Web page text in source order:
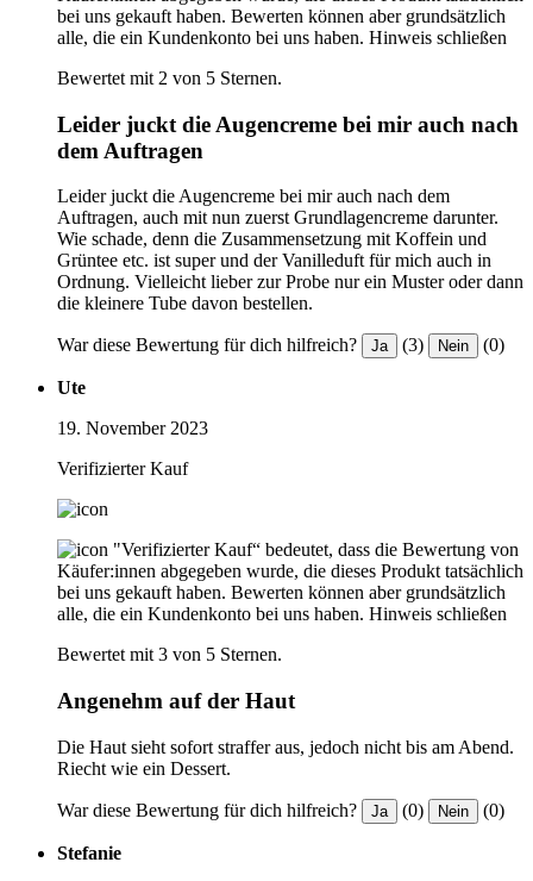
bei uns gekauft haben. Bewerten können aber grundsätzlich
alle, die ein Kundenkonto bei uns haben. Hinweis schließen
Bewertet mit 2 von 5 Sternen.
Leider juckt die Augencreme bei mir auch nach
dem Auftragen
Leider juckt die Augencreme bei mir auch nach dem
Auftragen, auch mit nun zuerst Grundlagencreme darunter.
Wie schade, denn die Zusammensetzung mit Koffein und
Grüntee etc. ist super und der Vanilleduft für mich auch in
Ordnung. Vielleicht lieber zur Probe nur ein Muster oder dann
die kleinere Tube davon bestellen.
War diese Bewertung für dich hilfreich? Ja (3) Nein (0)
Ute
19. November 2023
Verifizierter Kauf
"Verifizierter Kauf“ bedeutet, dass die Bewertung von
Käufer:innen abgegeben wurde, die dieses Produkt tatsächlich
bei uns gekauft haben. Bewerten können aber grundsätzlich
alle, die ein Kundenkonto bei uns haben. Hinweis schließen
Bewertet mit 3 von 5 Sternen.
Angenehm auf der Haut
Die Haut sieht sofort straffer aus, jedoch nicht bis am Abend.
Riecht wie ein Dessert.
War diese Bewertung für dich hilfreich? Ja (0) Nein (0)
Stefanie